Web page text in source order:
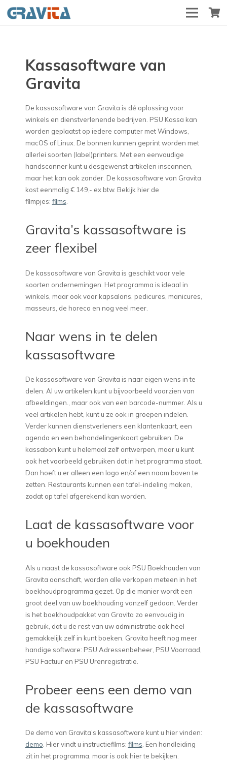
Kassasoftware van
Gravita
De kassasoftware van Gravita is dé oplossing voor
winkels en dienstverlenende bedrijven. PSU Kassa kan
worden geplaatst op iedere computer met Windows,
macOS of Linux. De bonnen kunnen geprint worden met
allerlei soorten (label)printers. Met een eenvoudige
handscanner kunt u desgewenst artikelen inscannen,
maar het kan ook zonder. De kassasoftware van Gravita
kost eenmalig € 149,- ex btw. Bekijk hier de
filmpjes: films
Gravita’s kassasoftware is
zeer flexibel
De kassasoftware van Gravita is geschikt voor vele
soorten ondernemingen. Het programma is ideaal in
winkels, maar ook voor kapsalons, pedicures, manicures,
masseurs, de horeca en nog veel meer.
Naar wens in te delen
kassasoftware
De kassasoftware van Gravita is naar eigen wens in te
delen. Al uw artikelen kunt u bijvoorbeeld voorzien van
afbeeldingen., maar ook van een barcode-nummer. Als u
veel artikelen hebt, kunt u ze ook in groepen indelen.
Verder kunnen dienstverleners een klantenkaart, een
agenda en een behandelingenkaart gebruiken. De
kassabon kunt u helemaal zelf ontwerpen, maar u kunt
ook het voorbeeld gebruiken dat in het programma staat.
Dan hoeft u er alleen een logo en/of een naam boven te
zetten. Restaurants kunnen een tafel-indeling maken,
zodat op tafel afgerekend kan worden.
Laat de kassasoftware voor
u boekhouden
Als u naast de kassasoftware ook PSU Boekhouden van
Gravita aanschaft, worden alle verkopen meteen in het
boekhoudprogramma gezet. Op die manier wordt een
groot deel van uw boekhouding vanzelf gedaan. Verder
is het boekhoudpakket van Gravita zo eenvoudig in
gebruik, dat u de rest van uw administratie ook heel
gemakkelijk zelf in kunt boeken. Gravita heeft nog meer
handige software: PSU Adressenbeheer, PSU Voorraad,
PSU Factuur en PSU Urenregistratie.
Probeer eens een demo van
de kassasoftware
De demo van Gravita’s kassasoftware kunt u hier vinden:
demo . Hier vindt u instructiefilms: films . Een handleiding
zit in het programma, maar is ook hier te bekijken.